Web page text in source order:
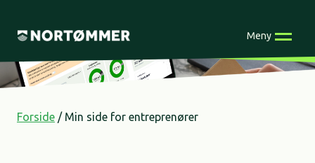
Meny
Forside / Min side for entreprenører